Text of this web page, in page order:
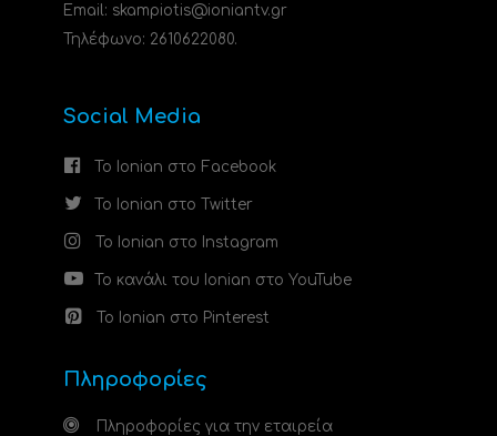
Email: skampiotis@ioniantv.gr
Τηλέφωνο: 2610622080.
Social Media
Το Ionian στο Facebook
Το Ionian στο Twitter
Το Ionian στο Instagram
Το κανάλι του Ionian στο YouTube
Το Ionian στο Pinterest
Πληροφορίες
Πληροφορίες για την εταιρεία